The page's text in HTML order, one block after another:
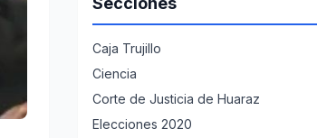
Caja Trujillo
Ciencia
Corte de Justicia de Huaraz
Elecciones 2020